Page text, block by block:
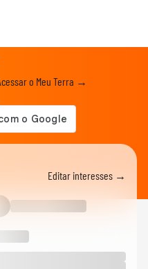
o Meu Terra →
Editar interesses →